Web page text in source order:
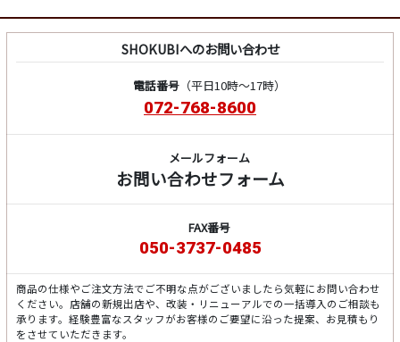
SHOKUBIへのお問い合わせ
電話番号（平日10時～17時）
072-768-8600
メールフォーム
お問い合わせフォーム
FAX番号
050-3737-0485
商品の仕様やご注文方法でご不明な点がございましたら気軽にお問い合わせ
ください。店舗の新規出店や、改装・リニューアルでの一括導入のご相談も
承ります。経験豊富なスタッフがお客様のご要望に沿った提案、お見積もり
をさせていただきます。